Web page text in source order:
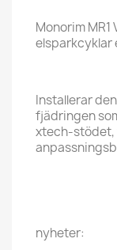
Monorim
elsparkcyklar
Installerar
fjädringen
xtech-stödet,
nyheter: